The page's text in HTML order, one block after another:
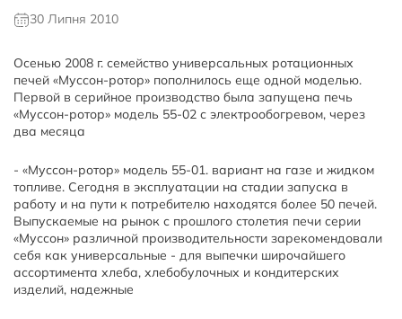
30 Липня 2010
Осенью 2008 г. семейство универсальных ротационных
печей «Муссон-ротор» пополнилось еще одной моделью.
Первой в серийное производство была запущена печь
«Муссон-ротор» модель 55-02 с электрообогревом, через
два месяца
- «Муссон-ротор» модель 55-01. вариант на газе и жидком
топливе. Сегодня в эксплуатации на стадии запуска в
работу и на пути к потребителю находятся более 50 печей.
Выпускаемые на рынок с прошлого столетия печи серии
«Муссон» различной производительности зарекомендовали
себя как универсальные - для выпечки широчайшего
ассортимента хлеба, хлебобулочных и кондитерских
изделий, надежные